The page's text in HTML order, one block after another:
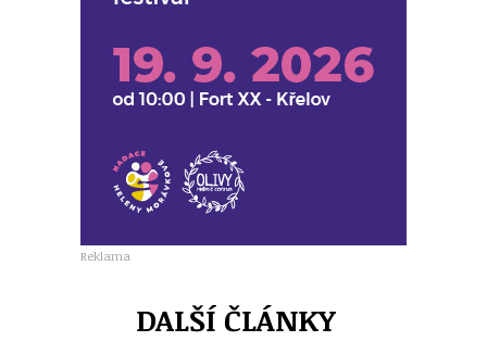
Reklama
DALŠÍ ČLÁNKY